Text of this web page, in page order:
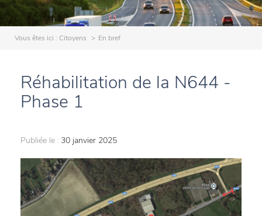
Vous êtes ici : Citoyens En bref
Réhabilitation de la N644 -
Phase 1
Publiée le : 30 janvier 2025